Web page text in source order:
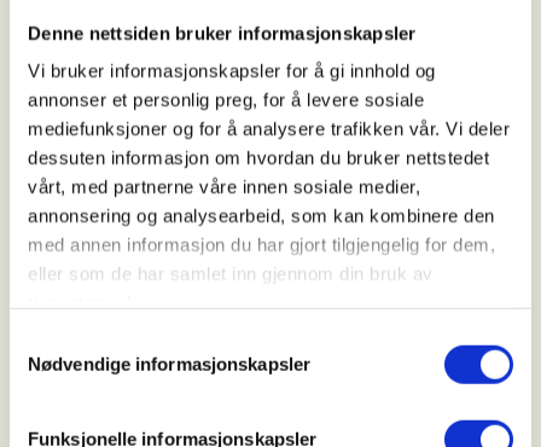
Denne nettsiden bruker informasjonskapsler
Vi bruker informasjonskapsler for å gi innhold og
annonser et personlig preg, for å levere sosiale
mediefunksjoner og for å analysere trafikken vår. Vi deler
dessuten informasjon om hvordan du bruker nettstedet
vårt, med partnerne våre innen sosiale medier,
annonsering og analysearbeid, som kan kombinere den
med annen informasjon du har gjort tilgjengelig for dem,
eller som de har samlet inn gjennom din bruk av
Nødvendige informasjonskapsler
Funksjonelle informasjonskapsler
Bærum JFF
Kontaktperson
https://90047446
kjetil@oftebro.no
Lindelien i Flå kommunde.
Det vil være en instruktør og inntil 2 kandidater pr